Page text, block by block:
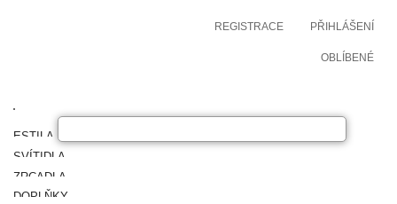
PŘIHLÁŠENÍ
REGISTRACE
OBLÍBENÉ
ESTILA NÁBYTEK
SVÍTIDLA
ZRCADLA
DOPLŇKY